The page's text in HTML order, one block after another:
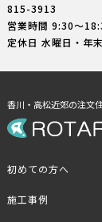
815-3913
営業時間 9:30〜
定休日 水曜日・年
香川・高松近郊の注文
初めての方へ
施工事例